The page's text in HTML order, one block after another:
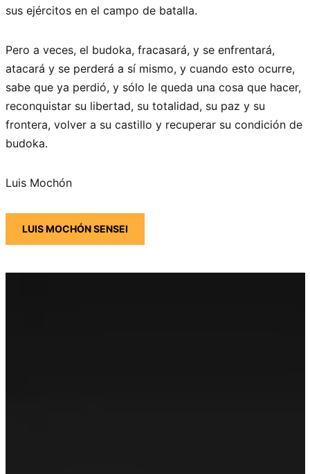
sus ejércitos en el campo de batalla.
Pero a veces, el budoka, fracasará, y se enfrentará,
atacará y se perderá a sí mismo, y cuando esto ocurre,
sabe que ya perdió, y sólo le queda una cosa que hacer,
reconquistar su libertad, su totalidad, su paz y su
frontera, volver a su castillo y recuperar su condición de
budoka.
Luis Mochón
LUIS MOCHÓN SENSEI